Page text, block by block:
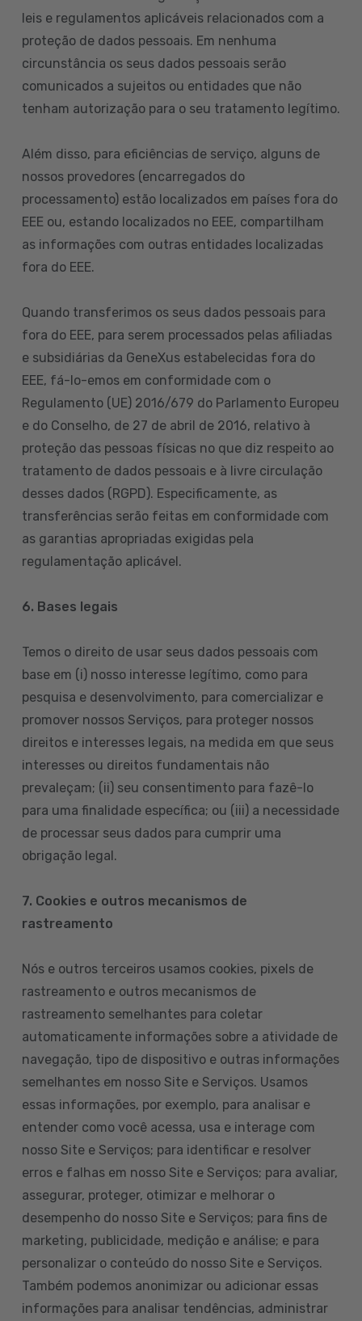
leis e regulamentos aplicáveis relacionados com a
proteção de dados pessoais. Em nenhuma
circunstância os seus dados pessoais serão
comunicados a sujeitos ou entidades que não
tenham autorização para o seu tratamento legítimo.
Além disso, para eficiências de serviço, alguns de
nossos provedores (encarregados do
processamento) estão localizados em países fora do
EEE ou, estando localizados no EEE, compartilham
as informações com outras entidades localizadas
fora do EEE.
Quando transferimos os seus dados pessoais para
fora do EEE, para serem processados pelas afiliadas
e subsidiárias da GeneXus estabelecidas fora do
EEE, fá-lo-emos em conformidade com o
Regulamento (UE) 2016/679 do Parlamento Europeu
e do Conselho, de 27 de abril de 2016, relativo à
proteção das pessoas físicas no que diz respeito ao
tratamento de dados pessoais e à livre circulação
desses dados (RGPD). Especificamente, as
transferências serão feitas em conformidade com
as garantias apropriadas exigidas pela
regulamentação aplicável.
6. Bases legais
Temos o direito de usar seus dados pessoais com
base em (i) nosso interesse legítimo, como para
pesquisa e desenvolvimento, para comercializar e
promover nossos Serviços, para proteger nossos
direitos e interesses legais, na medida em que seus
interesses ou direitos fundamentais não
prevaleçam; (ii) seu consentimento para fazê-lo
para uma finalidade específica; ou (iii) a necessidade
de processar seus dados para cumprir uma
obrigação legal.
7. Cookies e outros mecanismos de
rastreamento
Nós e outros terceiros usamos cookies, pixels de
rastreamento e outros mecanismos de
rastreamento semelhantes para coletar
automaticamente informações sobre a atividade de
navegação, tipo de dispositivo e outras informações
semelhantes em nosso Site e Serviços. Usamos
essas informações, por exemplo, para analisar e
entender como você acessa, usa e interage com
nosso Site e Serviços; para identificar e resolver
erros e falhas em nosso Site e Serviços; para avaliar,
assegurar, proteger, otimizar e melhorar o
desempenho do nosso Site e Serviços; para fins de
marketing, publicidade, medição e análise; e para
personalizar o conteúdo do nosso Site e Serviços.
Também podemos anonimizar ou adicionar essas
informações para analisar tendências, administrar